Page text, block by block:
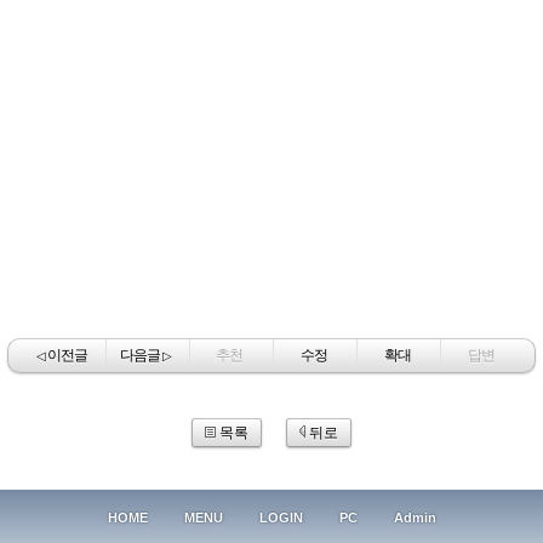
◁이전글 다음글▷ 추천 수정 확대 답변
목록 뒤로
HOME MENU LOGIN PC Admin